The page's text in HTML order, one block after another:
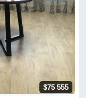
$75 555